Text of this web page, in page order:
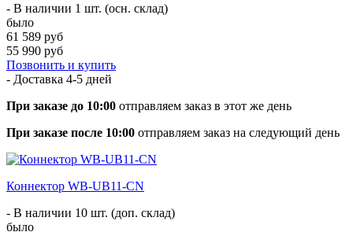
- В наличии 1 шт. (осн. склад)
было
61 589 руб
55 990 руб
Позвонить и купить
- Доставка 4-5 дней
При заказе до 10:00 отправляем заказ в этот же день
При заказе после 10:00 отправляем заказ на следующий день
Коннектор WB-UB11-CN
- В наличии 10 шт. (доп. склад)
было